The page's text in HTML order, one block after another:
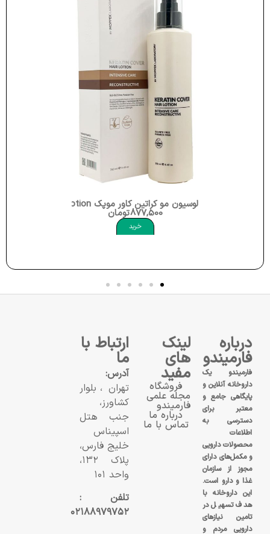
لوسیون مو کراتین کاور موپک Moppek Keratin Cover Hair Lotion
877,500تومان
خرید
درباره
فارمیندو
فارمیندو یک
داروخانه آنلاین و
پایگاهی جامع و
معتبر برای
دسترسی به
اطلاعات
محصولات دارویی
و مکمل‌های دارای
مجوز از سازمان
غذا و دارو است.
این داروخانه با
هدف تسهیل در
تامین نیازهای
دارویی مردم و
لینک
های
مفید
فروشگاه
مجله علمی
فارمیندو
درباره ما
تماس با ما
ارتباط با
ما
آدرس:
تهران، بلوار
کشاورز،
جنب هتل
اسپیناس
خلیج فارس،
پلاک ۱۳۲،
واحد ۱۰۱
تلفن :
۰۲۱۸۸۹۷۹۷۵۲